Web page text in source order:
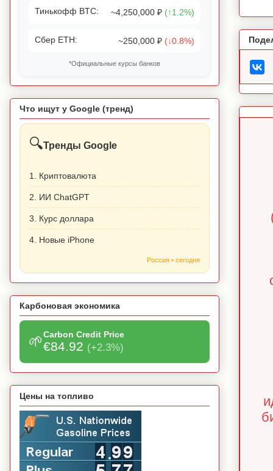
Тинькофф BTC: ~4,250,000 ₽ (↑1.2%)
Сбер ETH: ~250,000 ₽ (↓0.8%)
*Официальные курсы банков
Что ищут у Google (тренд)
🔍Тренды Google
1. Криптовалюта
2. ИИ ChatGPT
3. Курс доллара
4. Новые iPhone
Россия • сегодня
Карбоновая экономика
🌱Carbon Credit Price
€84.92 (+2.3%)
Цены на топливо